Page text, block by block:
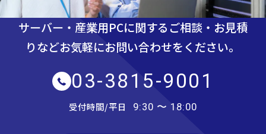
サーバー・産業用PCに関するご相談・お見積
りなどお気軽にお問い合わせをください。
03-3815-9001
受付時間/平日 9:30 〜 18:00